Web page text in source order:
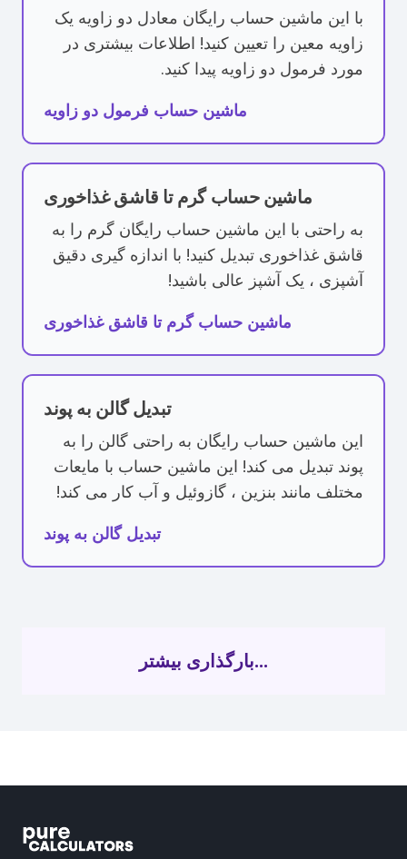
با این ماشین حساب رایگان معادل دو زاویه یک
زاویه معین را تعیین کنید! اطلاعات بیشتری در
مورد فرمول دو زاویه پیدا کنید.
ماشین حساب فرمول دو زاویه
ماشین حساب گرم تا قاشق غذاخوری
به راحتی با این ماشین حساب رایگان گرم را به
قاشق غذاخوری تبدیل کنید! با اندازه گیری دقیق
آشپزی ، یک آشپز عالی باشید!
ماشین حساب گرم تا قاشق غذاخوری
تبدیل گالن به پوند
این ماشین حساب رایگان به راحتی گالن را به
پوند تبدیل می کند! این ماشین حساب با مایعات
مختلف مانند بنزین ، گازوئیل و آب کار می کند!
تبدیل گالن به پوند
بارگذاری بیشتر...